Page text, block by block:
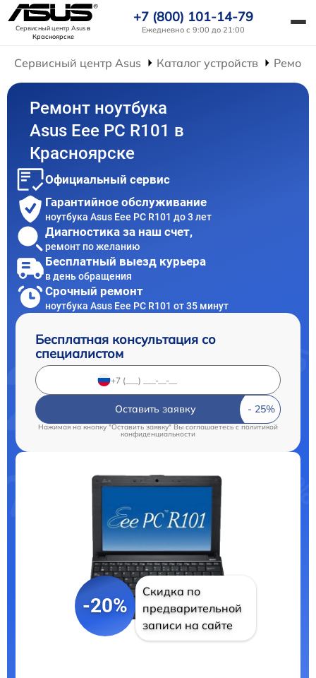
Сервисный центр Asusв
Красноярске
+7 (800) 101-14-79
Ежедневно с 9:00 до 21:00
Сервисный центр Asus Каталог устройств
Ремонт ноутбука
Asus Eee PC R101 в
Красноярске
Официальный сервис
Гарантийное обслуживание
ноутбука Asus Eee PC R101 до 3 лет
Диагностика за наш счет,
ремонт по желанию
Бесплатный выезд курьера
в день обращения
Срочный ремонт
ноутбука Asus Eee PC R101 от 35 минут
Бесплатная консультация со
специалистом
Оставить заявку
Нажимая на кнопку "Оставить заявку" Вы соглашаетесь c политикой
конфиденциальности
-20%
Скидка по
предварительной
записи на сайте